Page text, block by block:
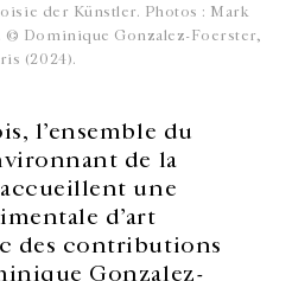
der Künstler. Photos : Mark
© Dominique Gonzalez-Foerster,
(2024).
l’ensemble du
de la
une
d’art
des contributions
Gonzalez-